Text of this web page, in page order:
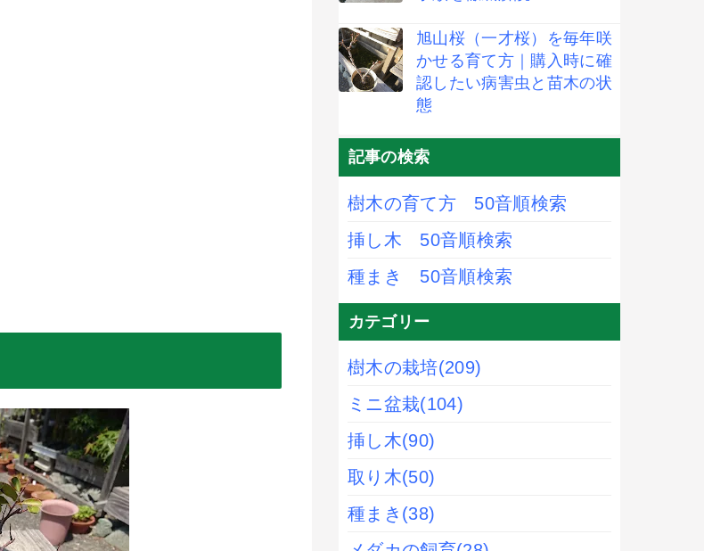
旭山桜（一才桜）を毎年咲
かせる育て方｜購入時に確
認したい病害虫と苗木の状
態
記事の検索
樹木の育て方 50音順検索
挿し木 50音順検索
種まき 50音順検索
カテゴリー
樹木の栽培(209)
ミニ盆栽(104)
挿し木(90)
取り木(50)
種まき (38)